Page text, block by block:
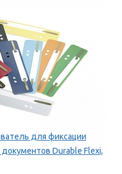
для фиксации
Durable Flexi,